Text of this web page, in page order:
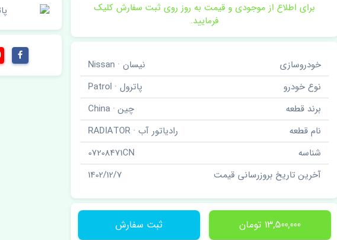
برای اطلاع از موجودی و قیمت به روز روی ثبت سفارش کلیک
فرمایید.
خودروسازی
نیسان · Nissan
نوع خودرو
پاترول · Patrol
برند قطعه
چین · China
نام قطعه
رادیاتور آب · RADIATOR
شناسه
07208471CN
آخرین تاریخ بروزرسانی قیمت
1402/12/7
13,500,000 تومان ثبت سفارش